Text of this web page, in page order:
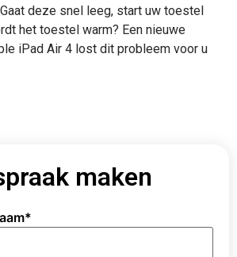
deze snel leeg, start uw toestel
het toestel warm? Een nieuwe
iPad Air 4 lost dit probleem voor u
maken
*